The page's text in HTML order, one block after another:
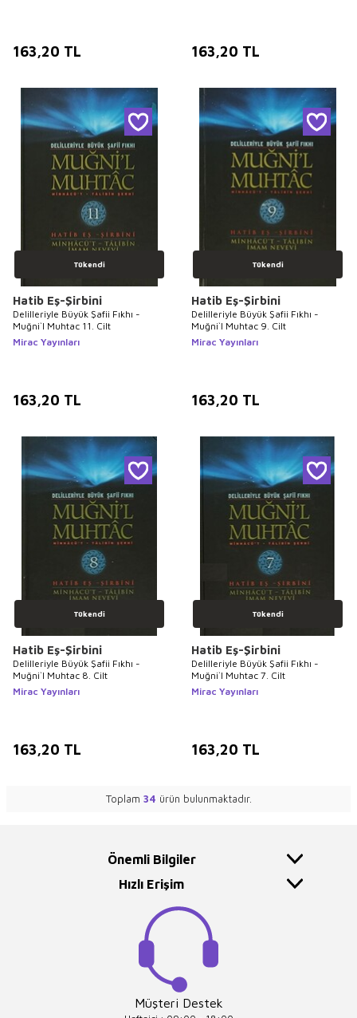
163,20 TL 163,20 TL
Tükendi
Hatib Eş-Şirbini
Delilleriyle Büyük Şafii Fıkhı -
Muğni`l Muhtac 11. Cilt
Mirac Yayınları
163,20 TL
Tükendi
Hatib Eş-Şirbini
Delilleriyle Büyük Şafii Fıkhı -
Muğni`l Muhtac 9. Cilt
Mirac Yayınları
163,20 TL
Tükendi
Hatib Eş-Şirbini
Delilleriyle Büyük Şafii Fıkhı -
Muğni`l Muhtac 8. Cilt
Mirac Yayınları
163,20 TL
Tükendi
Hatib Eş-Şirbini
Delilleriyle Büyük Şafii Fıkhı -
Muğni`l Muhtac 7. Cilt
Mirac Yayınları
163,20 TL
Toplam 34 ürün bulunmaktadır.
Önemli Bilgiler
Hızlı Erişim
Müşteri Destek